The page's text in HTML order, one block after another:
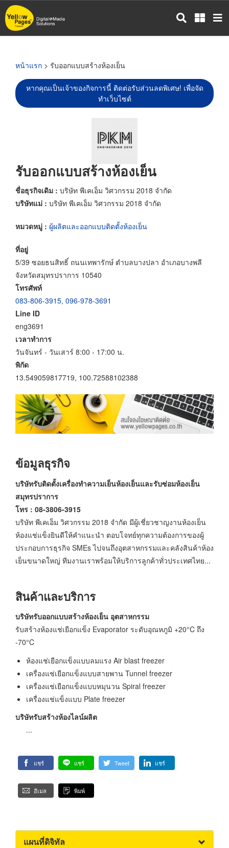
ข้าม
ไป
หน้าแรก > รับออกแบบสร้างห้องเย็น
หากคุณเป็นเจ้าของกิจการนี้ ติดต่อรับส่วนลดพิเศษ! เพื่อจัด
ทำเว็บไซต์
รับออกแบบสร้างห้องเย็น
ชื่อธุรกิจเดิม : บริษัท พีเคเอ็ม วิศวกรรม 2018 จำกัด
บริษัทแม่ : บริษัท พีเคเอ็ม วิศวกรรม 2018 จำกัด
หมวดหมู่ : ผู้ผลิตและออกแบบติดตั้งห้องเย็น
ที่อยู่
5/39 ซอยธนสิทธิ์ ถนนเทพารักษ์ ตำบลบางปลา อำเภอบางพลี
จังหวัดสมุทรปราการ 10540
โทรศัพท์
083-806-3915, 096-978-3691
Line ID
eng3691
เวลาทำการ
วันจันทร์ - วันเสาร์ 8:00 - 17:00 น.
พิกัด
13.549059817719, 100.72588102388
ข้อมูลธุรกิจ
บริษัทรับติดตั้งเครื่องทำความเย็นห้องเย็นและรับซ่อมห้องเย็น
สมุทรปราการ
โทร : 08-3806-3915
บริษัท พีเคเอ็ม วิศวกรรม 2018 จำกัด มีผู้เชี่ยวชาญงานห้องเย็น
ห้องแช่แข็งยินดีให้คำแนะนำ ตอบโจทย์ทุกความต้องการของผู้
ประกอบการธุรกิจ SMEs ไปจนถึงอุตสาหกรรมและคลังสินค้าห้อง
เย็นขนาดใหญ่ ทีมงานเราพร้อมให้บริการลูกค้าทั่วประเทศไทย...
สินค้าและบริการ
บริษัทรับออกแบบสร้างห้องเย็น อุตสาหกรรม
รับสร้างห้องแช่เยือกแข็ง Evaporator ระดับอุณหภูมิ +20°C ถึง
-70°C
ห้องแช่เยือกแข็งแบบลมแรง Air blast freezer
เครื่องแช่เยือกแข็งแบบสายพาน Tunnel freezer
เครื่องแช่เยือกแข็งแบบหมุนวน Spiral freezer
เครื่องแช่แข็งแบบ Plate freezer
บริษัทรับสร้างห้องไลน์ผลิต
...
แชร์ แชร์ Tweet แชร์
อีเมล พิมพ์
แผนที่ดิจิทัล